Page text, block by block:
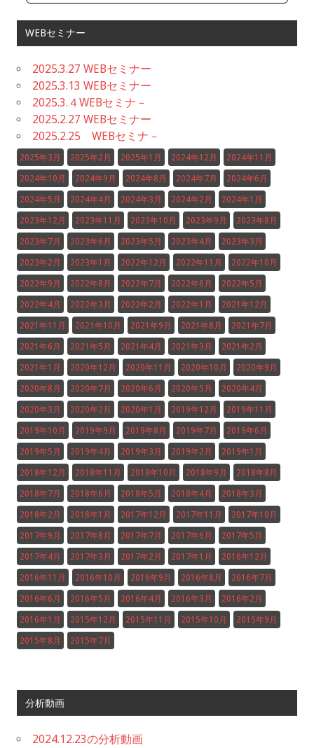
WEBセミナー
2025.3.27 WEBセミナー
2025.3.13 WEBセミナー
2025.3.４WEBセミナ－
2025.2.27 WEBセミナー
2025.2.25 WEBセミナ－
2025年3月 2025年2月 2025年1月 2024年12月 2024年11月
2024年10月 2024年9月 2024年8月 2024年7月 2024年6月
2024年5月 2024年4月 2024年3月 2024年2月 2024年1月
2023年12月 2023年11月 2023年10月 2023年9月 2023年8月
2023年7月 2023年6月 2023年5月 2023年4月 2023年3月
2023年2月 2023年1月 2022年12月 2022年11月 2022年10月
2022年9月 2022年8月 2022年7月 2022年6月 2022年5月
2022年4月 2022年3月 2022年2月 2022年1月 2021年12月
2021年11月 2021年10月 2021年9月 2021年8月 2021年7月
2021年6月 2021年5月 2021年4月 2021年3月 2021年2月
2021年1月 2020年12月 2020年11月 2020年10月 2020年9月
2020年8月 2020年7月 2020年6月 2020年5月 2020年4月
2020年3月 2020年2月 2020年1月 2019年12月 2019年11月
2019年10月 2019年9月 2019年8月 2019年7月 2019年6月
2019年5月 2019年4月 2019年3月 2019年2月 2019年1月
2018年12月 2018年11月 2018年10月 2018年9月 2018年8月
2018年7月 2018年6月 2018年5月 2018年4月 2018年3月
2018年2月 2018年1月 2017年12月 2017年11月 2017年10月
2017年9月 2017年8月 2017年7月 2017年6月 2017年5月
2017年4月 2017年3月 2017年2月 2017年1月 2016年12月
2016年11月 2016年10月 2016年9月 2016年8月 2016年7月
2016年6月 2016年5月 2016年4月 2016年3月 2016年2月
2016年1月 2015年12月 2015年11月 2015年10月 2015年9月
2015年8月 2015年7月
分析動画
2024.12.23の分析動画